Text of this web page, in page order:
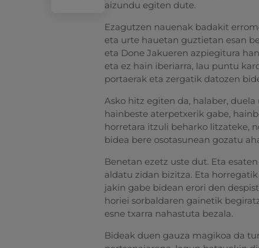
aizundu egiten dute.
Ezagutzen nauenak badakit
eta urte hauetan guztietan esan
eta Done Jakueren azpiegitura
eta ez hain iberiarra, lau puntu
portaerak eta zergatik datozen
Asko hitz egiten da, halaber,
hainbeste aterpetxerik gabe,
horretara itzuli beharko litzateke,
bidea bere osotasunean gozatu
Benetan ezetz uste dut. Eta
aldatu zidan bizitza. Eta
jakin gabe bidean erori den
horiei sorbaldaren gainetik
esne txarra nahastuta bezala.
Bideak duen gauza magikoa da